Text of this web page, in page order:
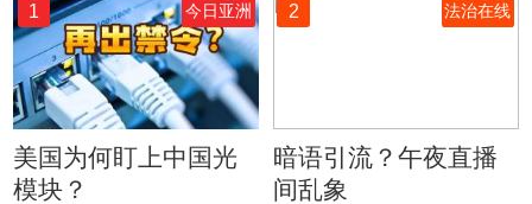
1 今日亚洲
美国为何盯上中国光
模块？
2 法治在线
暗语引流？午夜直播
间乱象